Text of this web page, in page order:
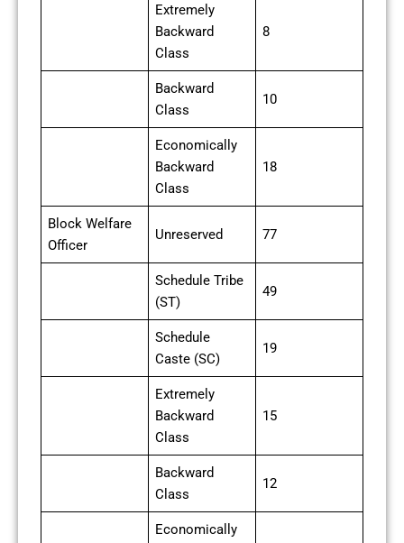
Extremely
Backward
Class
8
Backward
Class
10
Economically
Backward
Class
18
Block Welfare
Officer
Unreserved 77
Schedule Tribe
(ST)
49
Schedule
Caste (SC)
19
Extremely
Backward
Class
15
Backward
Class
12
Economically